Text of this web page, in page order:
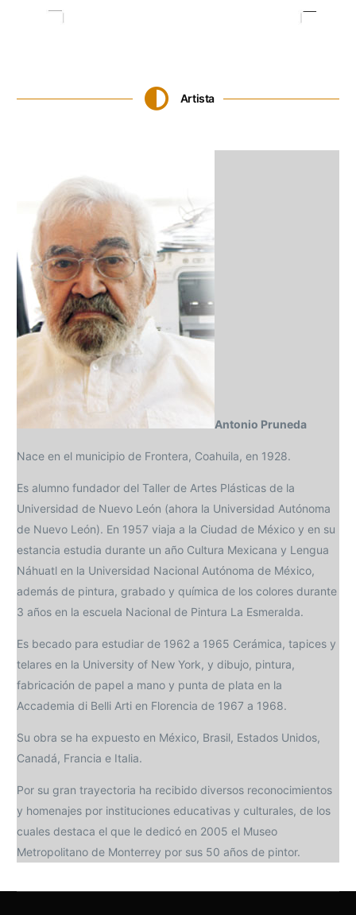
Artista
Antonio Pruneda
Nace en el municipio de Frontera, Coahuila, en 1928.
Es alumno fundador del Taller de Artes Plásticas de la
Universidad de Nuevo León (ahora la Universidad Autónoma
de Nuevo León). En 1957 viaja a la Ciudad de México y en su
estancia estudia durante un año Cultura Mexicana y Lengua
Náhuatl en la Universidad Nacional Autónoma de México,
además de pintura, grabado y química de los colores durante
3 años en la escuela Nacional de Pintura La Esmeralda.
Es becado para estudiar de 1962 a 1965 Cerámica, tapices y
telares en la University of New York, y dibujo, pintura,
fabricación de papel a mano y punta de plata en la
Accademia di Belli Arti en Florencia de 1967 a 1968.
Su obra se ha expuesto en México, Brasil, Estados Unidos,
Canadá, Francia e Italia.
Por su gran trayectoria ha recibido diversos reconocimientos
y homenajes por instituciones educativas y culturales, de los
cuales destaca el que le dedicó en 2005 el Museo
Metropolitano de Monterrey por sus 50 años de pintor.